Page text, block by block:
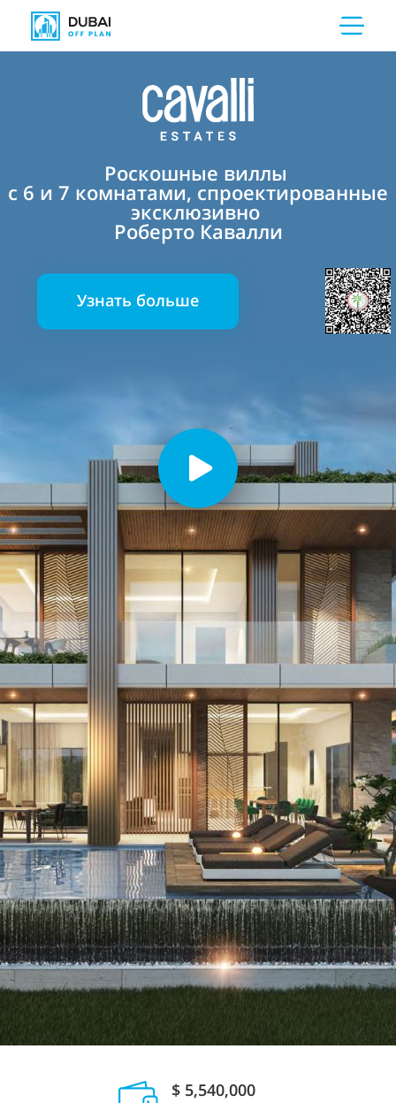
Роскошные виллы
с 6 и 7 комнатами, спроектированные
эксклюзивно
Роберто Кавалли
Узнать больше
$ 5,540,000